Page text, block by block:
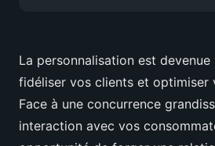
La personnalisation est
fidéliser vos clients et optimiser
Face à une concurrence
interaction avec vos